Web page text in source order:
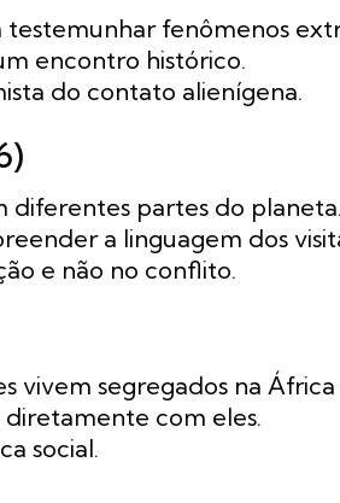
testemunhar fenômenos
encontro histórico.
do contato alienígena.
diferentes partes do planeta.
a linguagem dos
e não no conflito.
vivem segregados na África
com eles.
social.